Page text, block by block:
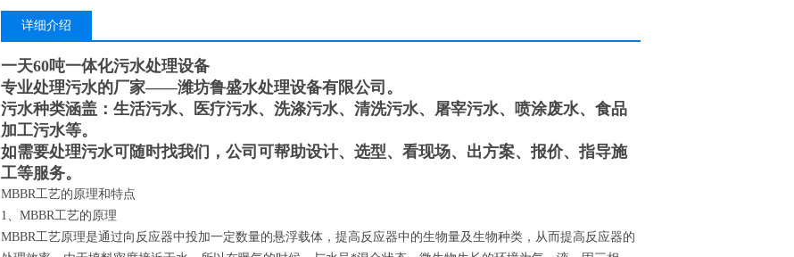
详细介绍
一天60吨一体化污水处理设备
专业处理污水的厂家——潍坊鲁盛水处理设备有限公司。
污水种类涵盖：生活污水、医疗污水、洗涤污水、清洗污水、屠宰污水、喷涂废水、食品
加工污水等。
如需要处理污水可随时找我们，公司可帮助设计、选型、看现场、出方案、报价、指导施
工等服务。
MBBR工艺的原理和特点
1、MBBR工艺的原理
MBBR工艺原理是通过向反应器中投加一定数量的悬浮载体，提高反应器中的生物量及生物种类，从而提高反应器的